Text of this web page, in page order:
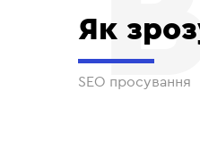
Як
SEO просування